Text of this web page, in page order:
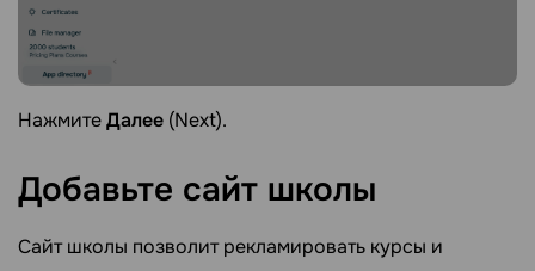
НажмитеДалее (Next).
Добавьте сайт школы
Сайт школы позволит рекламировать курсы и